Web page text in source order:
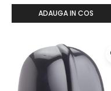
ADAUGA IN COS